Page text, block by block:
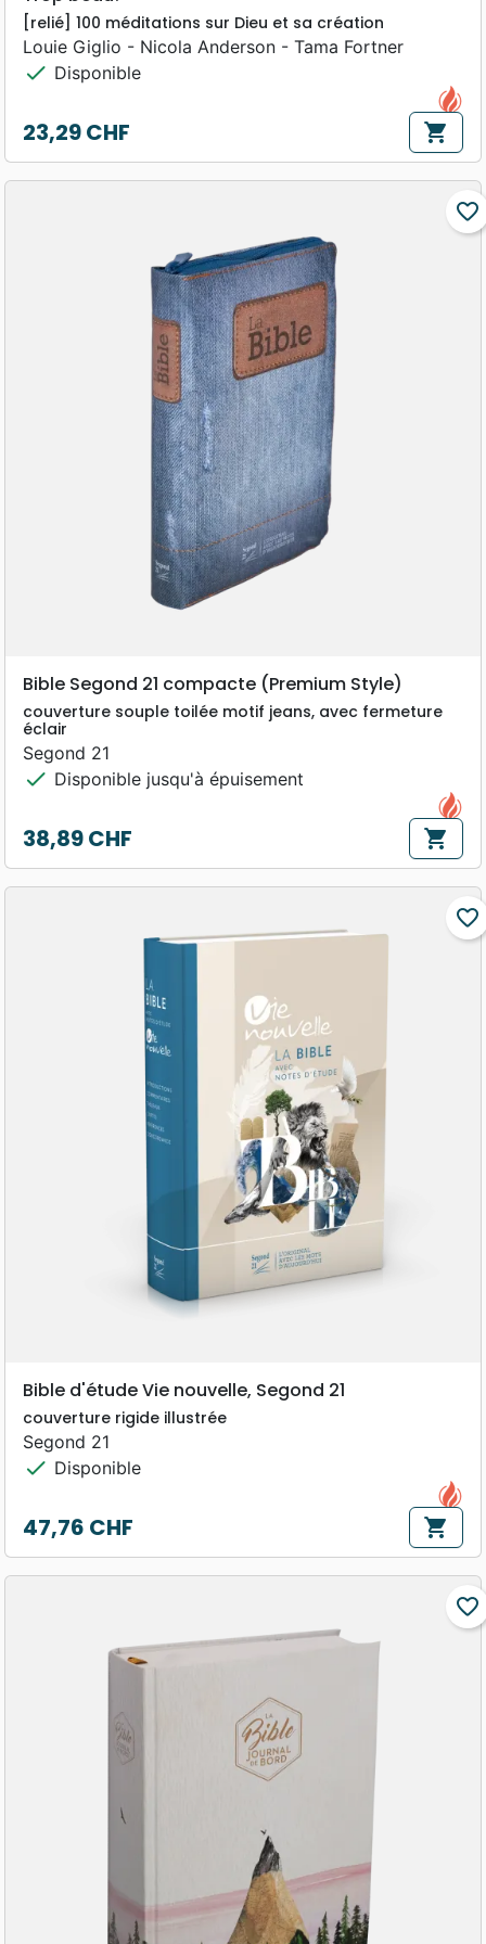
[relié] 100 méditations sur Dieu et sa création
Louie Giglio - Nicola Anderson - Tama Fortner
check Disponible
Prix
23,29 CHF shopping_cart
favorite_border
Bible Segond 21 compacte (Premium Style)
couverture souple toilée motif jeans, avec fermeture
éclair
Segond 21
check Disponible jusqu'à épuisement
Prix
38,89 CHF shopping_cart
favorite_border
Bible d'étude Vie nouvelle, Segond 21
couverture rigide illustrée
Segond 21
check Disponible
Prix
47,76 CHF shopping_cart
favorite_border